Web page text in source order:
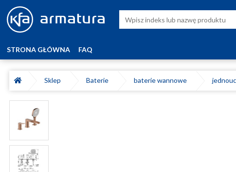
STRONA GŁÓWNA FAQ
Sklep Baterie baterie wannowe